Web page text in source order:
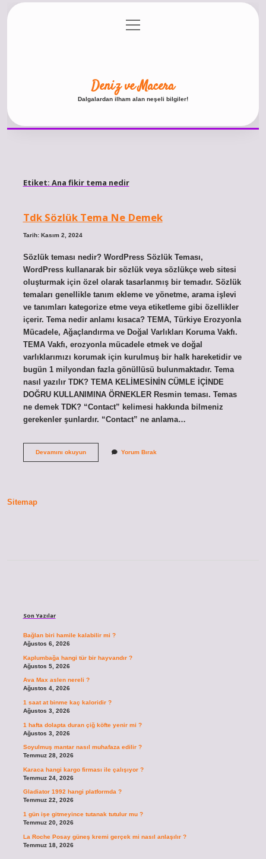
Gizlilik Politikası
menüyü
aç
Deniz ve Macera
Dalgalardan ilham alan neşeli bilgiler!
Etiket: Ana fikir tema nedir
Tdk Sözlük Tema Ne Demek
Tarih: Kasım 2, 2024
Sözlük teması nedir? WordPress Sözlük Teması,
WordPress kullanarak bir sözlük veya sözlükçe web sitesi
oluşturmak için özel olarak tasarlanmış bir temadır. Sözlük
temaları genellikle tanım ekleme ve yönetme, arama işlevi
ve tanımları kategorize etme veya etiketleme gibi özellikler
içerir. Tema nedir anlamı kısaca? TEMA, Türkiye Erozyonla
Mücadele, Ağaçlandırma ve Doğal Varlıkları Koruma Vakfı.
TEMA Vakfı, erozyonla mücadele etmek ve doğal
varlıklarımızı korumak için kurulmuş bir halk hareketidir ve
bugün 1 milyondan fazla gönüllüsü bulunmaktadır. Tema
nasıl yazılır TDK? TEMA KELİMESİNİN CÜMLE İÇİNDE
DOĞRU KULLANIMINA ÖRNEKLER Resmin teması. Temas
ne demek TDK? “Contact” kelimesi hakkında bilmeniz
gerekenler şunlardır. “Contact” ne anlama…
Devamını okuyunTdk
Yorum Bırak
Sitemap
Son Yazılar
Bağlan biri hamile kalabilir mi ?
Ağustos 6, 2026
Kaplumbağa hangi tür bir hayvandır ?
Ağustos 5, 2026
Ava Max aslen nereli ?
Ağustos 4, 2026
1 saat at binme kaç kaloridir ?
Ağustos 3, 2026
1 hafta dolapta duran çiğ köfte yenir mi ?
Ağustos 3, 2026
Soyulmuş mantar nasıl muhafaza edilir ?
Temmuz 28, 2026
Karaca hangi kargo firması ile çalışıyor ?
Temmuz 24, 2026
Gladiator 1992 hangi platformda ?
Temmuz 22, 2026
1 gün işe gitmeyince tutanak tutulur mu ?
Temmuz 20, 2026
La Roche Posay güneş kremi gerçek mi nasıl anlaşılır ?
Temmuz 18, 2026